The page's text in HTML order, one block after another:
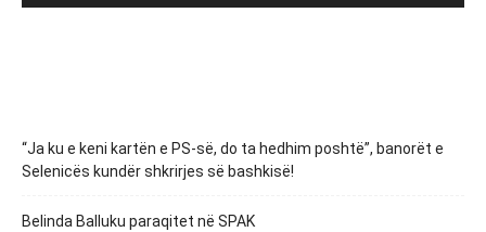
“Ja ku e keni kartën e PS-së, do ta hedhim poshtë”, banorët e
Selenicës kundër shkrirjes së bashkisë!
Belinda Balluku paraqitet në SPAK